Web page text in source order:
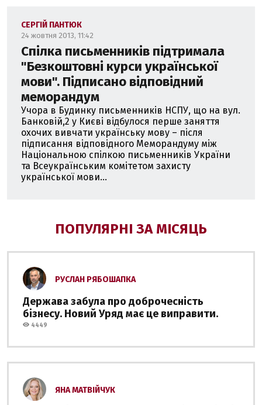
СЕРГІЙ ПАНТЮК
24 жовтня 2013, 11:42
Спілка письменників підтримала
"Безкоштовні курси української
мови". Підписано відповідний
меморандум
Учора в Будинку письменників НСПУ, що на вул.
Банковій,2 у Києві відбулося перше заняття
охочих вивчати українську мову – після
підписання відповідного Меморандуму між
Національною спілкою письменників України
та Всеукраїнським комітетом захисту
української мови...
ПОПУЛЯРНІ ЗА МІСЯЦЬ
РУСЛАН РЯБОШАПКА
Держава забула про доброчесність
бізнесу. Новий Уряд має це виправити.
4449
ЯНА МАТВІЙЧУК